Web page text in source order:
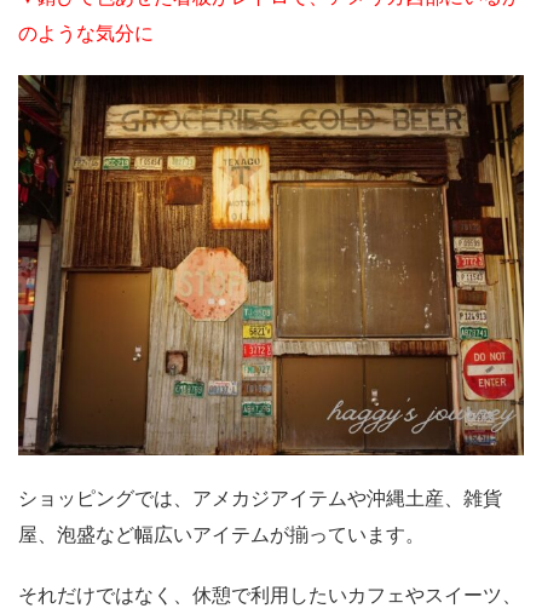
のような気分に
ショッピングでは、アメカジアイテムや沖縄土産、雑貨
屋、泡盛など幅広いアイテムが揃っています。
それだけではなく、休憩で利用したいカフェやスイーツ、